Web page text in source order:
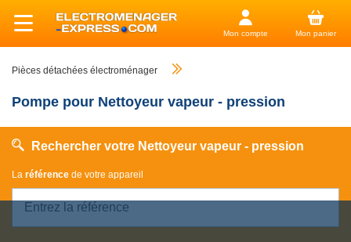
Mon compte Mon panier
Pièces détachées électroménager
Pompe pour Nettoyeur vapeur - pression
Rechercher votre Nettoyeur vapeur - pression
La référence de votre appareil